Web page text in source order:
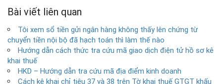
Bài viết liên quan
Tôi xem sổ tiền gửi ngân hàng không thấy lên chứng từ
chuyển tiền nội bộ đã hạch toán thì làm thế nào
Hướng dẫn cách thức tra cứu mã giao dịch điện tử hồ sơ kê
khai thuế
HKD – Hướng dẫn tra cứu mã địa điểm kinh doanh
Cách kê khai chỉ tiêu 37 và 38 trên Tờ khai thuế GTGT khấu